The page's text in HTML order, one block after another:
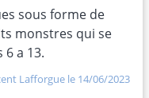
sous forme de
monstres qui se
a 13.
Lafforgue le 14/06/2023